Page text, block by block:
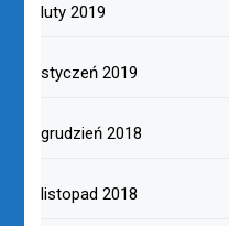
luty 2019
styczeń 2019
grudzień 2018
listopad 2018